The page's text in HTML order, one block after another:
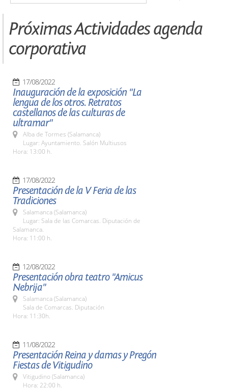
Próximas Actividades agenda
corporativa
17/08/2022
Inauguración de la exposición "La
lengua de los otros. Retratos
castellanos de las culturas de
ultramar"
Alba de Tormes (Salamanca)
Lugar: Ayuntamiento. Salón Multiusos
Hora: 13:00 h.
17/08/2022
Presentación de la V Feria de las
Tradiciones
Salamanca (Salamanca)
Lugar: Sala de las Comarcas. Diputación de
Salamanca.
Hora: 11:00 h.
12/08/2022
Presentación obra teatro "Amicus
Nebrija"
Salamanca (Salamanca)
Sala de Comarcas. Diputación
Hora: 11:30h.
11/08/2022
Presentación Reina y damas y Pregón
Fiestas de Vitigudino
Vitigudino (Salamanca)
Hora: 22:00 h.